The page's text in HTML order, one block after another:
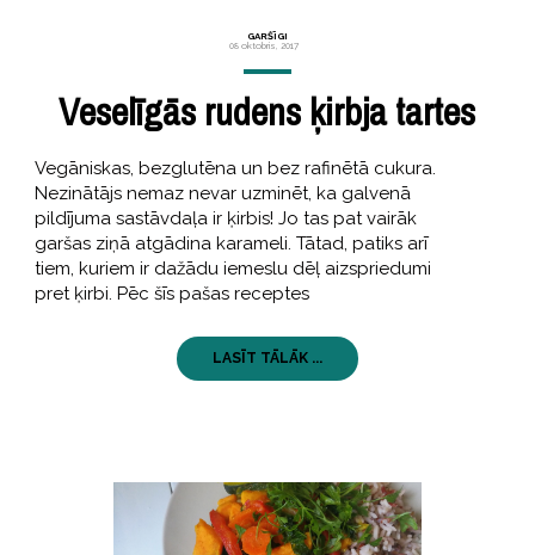
GARŠĪGI
08 oktobris, 2017
Veselīgās rudens ķirbja tartes
Vegāniskas, bezglutēna un bez rafinētā cukura.
Nezinātājs nemaz nevar uzminēt, ka galvenā
pildījuma sastāvdaļa ir ķirbis! Jo tas pat vairāk
garšas ziņā atgādina karameli. Tātad, patiks arī
tiem, kuriem ir dažādu iemeslu dēļ aizspriedumi
pret ķirbi. Pēc šīs pašas receptes
LASĪT TĀLĀK ...